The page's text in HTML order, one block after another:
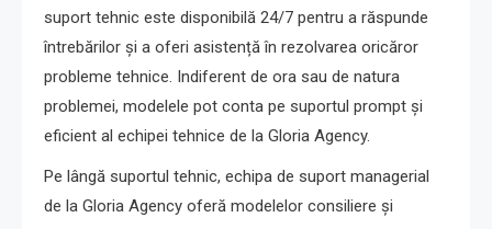
suport tehnic este disponibilă 24/7 pentru a răspunde
întrebărilor și a oferi asistență în rezolvarea oricăror
probleme tehnice. Indiferent de ora sau de natura
problemei, modelele pot conta pe suportul prompt și
eficient al echipei tehnice de la Gloria Agency.
Pe lângă suportul tehnic, echipa de suport managerial
de la Gloria Agency oferă modelelor consiliere și